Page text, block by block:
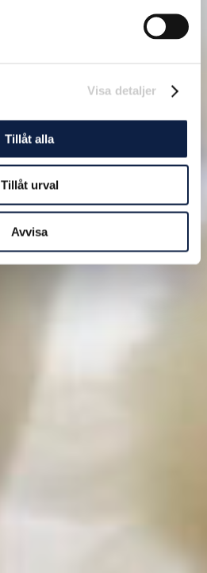
Visa detaljer
Tillåt alla
Tillåt urval
Avvisa